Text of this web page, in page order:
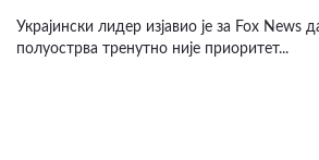
Украјински лидер изјавио је за Fox News
полуострва тренутно није приоритет...